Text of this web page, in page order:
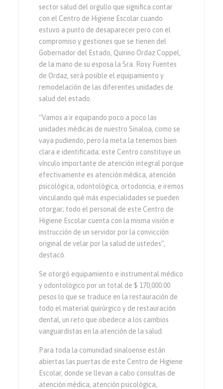
sector salud del orgullo que significa contar
con el Centro de Higiene Escolar cuando
estuvo a punto de desaparecer pero con el
compromiso y gestiones que se tienen del
Gobernador del Estado, Quirino Ordaz Coppel,
de la mano de su esposa la Sra. Rosy Fuentes
de Ordaz, será posible el equipamiento y
remodelación de las diferentes unidades de
salud del estado.
“Vamos a ir equipando poco a poco las
unidades médicas de nuestro Sinaloa, como se
vaya pudiendo, pero la meta la tenemos bien
clara e identificada; este Centro constituye un
vínculo importante de atención integral porque
efectivamente es atención médica, atención
psicológica, odontológica, ortodoncia, e iremos
vinculando qué más especialidades se pueden
otorgar; todo el personal de este Centro de
Higiene Escolar cuenta con la misma visión e
instrucción de un servidor por la convicción
original de velar por la salud de ustedes”,
destacó.
Se otorgó equipamiento e instrumental médico
y odontológico por un total de $ 170,000.00
pesos lo que se traduce en la restauración de
todo el material quirúrgico y de restauración
dental, un reto que obedece a los cambios
vanguardistas en la atención de la salud.
Para toda la comunidad sinaloense están
abiertas las puertas de este Centro de Higiene
Escolar, donde se llevan a cabo consultas de
atención médica, atención psicológica,